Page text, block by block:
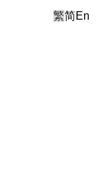
繁简En